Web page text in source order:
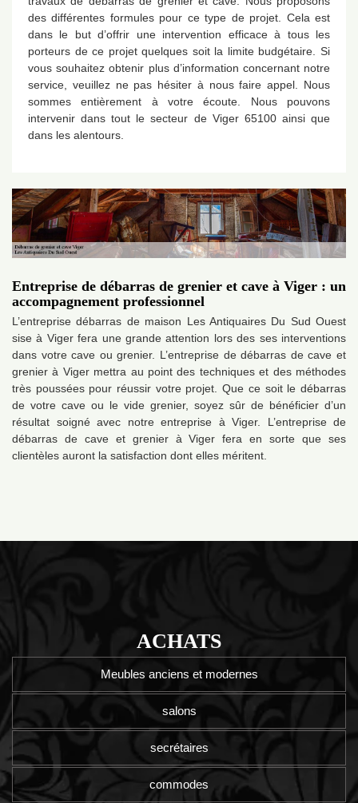
des différentes formules pour ce type de projet. Cela est
dans le but d’offrir une intervention efficace à tous les
porteurs de ce projet quelques soit la limite budgétaire. Si
vous souhaitez obtenir plus d’information concernant notre
service, veuillez ne pas hésiter à nous faire appel. Nous
sommes entièrement à votre écoute. Nous pouvons
intervenir dans tout le secteur de Viger 65100 ainsi que
dans les alentours.
Entreprise de débarras de grenier et cave à Viger : un
accompagnement professionnel
L’entreprise débarras de maison Les Antiquaires Du Sud Ouest
sise à Viger fera une grande attention lors des ses interventions
dans votre cave ou grenier. L’entreprise de débarras de cave et
grenier à Viger mettra au point des techniques et des méthodes
très poussées pour réussir votre projet. Que ce soit le débarras
de votre cave ou le vide grenier, soyez sûr de bénéficier d’un
résultat soigné avec notre entreprise à Viger. L’entreprise de
débarras de cave et grenier à Viger fera en sorte que ses
clientèles auront la satisfaction dont elles méritent.
ACHATS
Meubles anciens et modernes
salons
secrétaires
commodes